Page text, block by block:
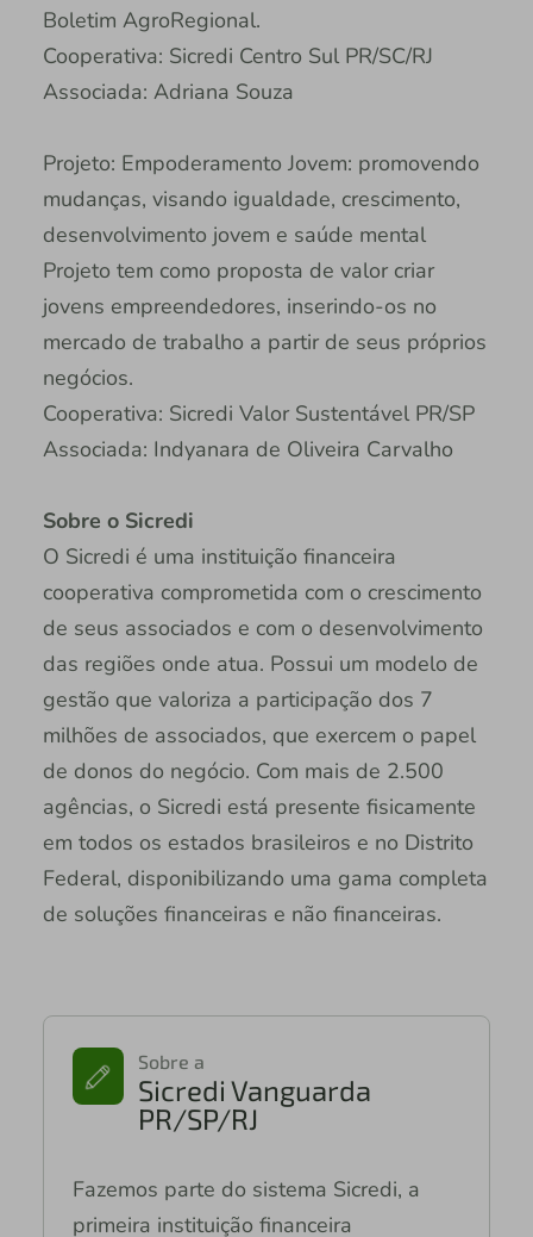
Boletim AgroRegional.
Cooperativa: Sicredi Centro Sul PR/SC/RJ
Associada: Adriana Souza
Projeto: Empoderamento Jovem: promovendo
mudanças, visando igualdade, crescimento,
desenvolvimento jovem e saúde mental
Projeto tem como proposta de valor criar
jovens empreendedores, inserindo-os no
mercado de trabalho a partir de seus próprios
negócios.
Cooperativa: Sicredi Valor Sustentável PR/SP
Associada: Indyanara de Oliveira Carvalho
Sobre o Sicredi
O Sicredi é uma instituição financeira
cooperativa comprometida com o crescimento
de seus associados e com o desenvolvimento
das regiões onde atua. Possui um modelo de
gestão que valoriza a participação dos 7
milhões de associados, que exercem o papel
de donos do negócio. Com mais de 2.500
agências, o Sicredi está presente fisicamente
em todos os estados brasileiros e no Distrito
Federal, disponibilizando uma gama completa
de soluções financeiras e não financeiras.
Sobre a
Sicredi Vanguarda
PR/SP/RJ
Fazemos parte do sistema Sicredi, a
primeira instituição financeira